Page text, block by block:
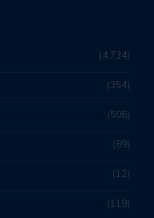
4,734
354
506
89
12
119